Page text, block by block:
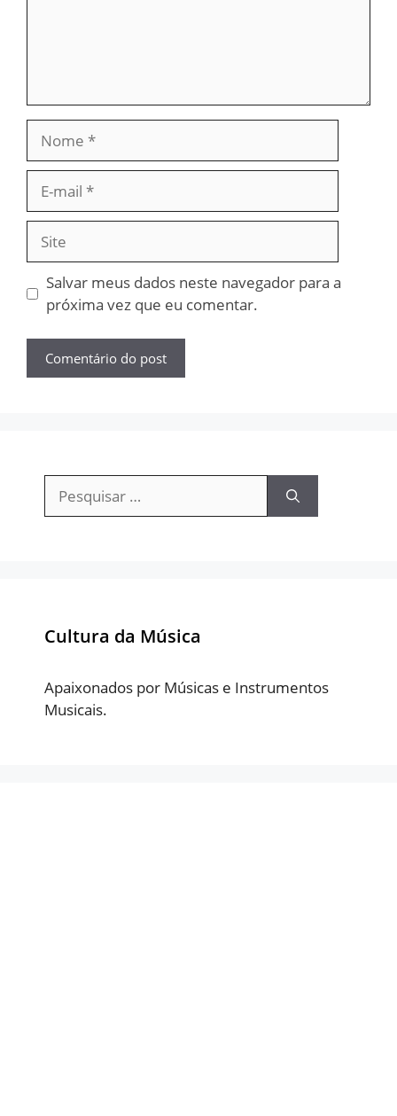
mail
Site
Salvar meus dados neste navegador para a
próxima vez que eu comentar.
Pesquisar
por:
Cultura da Música
Apaixonados por Músicas e Instrumentos
Musicais.